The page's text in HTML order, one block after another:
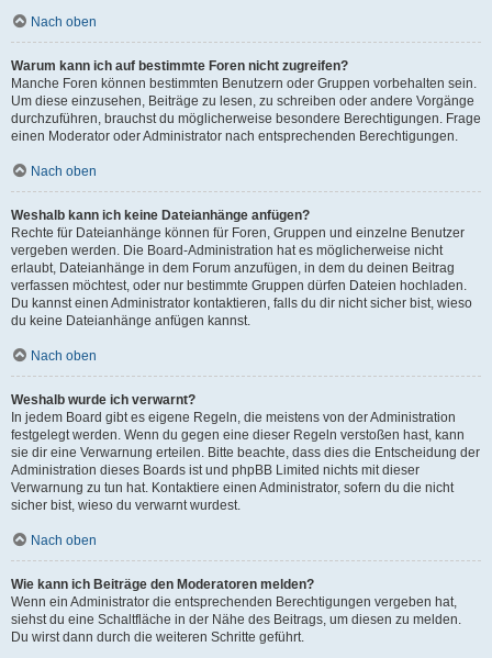
Nach oben
Warum kann ich auf bestimmte Foren nicht zugreifen?
Manche Foren können bestimmten Benutzern oder Gruppen vorbehalten sein.
Um diese einzusehen, Beiträge zu lesen, zu schreiben oder andere Vorgänge
durchzuführen, brauchst du möglicherweise besondere Berechtigungen. Frage
einen Moderator oder Administrator nach entsprechenden Berechtigungen.
Nach oben
Weshalb kann ich keine Dateianhänge anfügen?
Rechte für Dateianhänge können für Foren, Gruppen und einzelne Benutzer
vergeben werden. Die Board-Administration hat es möglicherweise nicht
erlaubt, Dateianhänge in dem Forum anzufügen, in dem du deinen Beitrag
verfassen möchtest, oder nur bestimmte Gruppen dürfen Dateien hochladen.
Du kannst einen Administrator kontaktieren, falls du dir nicht sicher bist, wieso
du keine Dateianhänge anfügen kannst.
Nach oben
Weshalb wurde ich verwarnt?
In jedem Board gibt es eigene Regeln, die meistens von der Administration
festgelegt werden. Wenn du gegen eine dieser Regeln verstoßen hast, kann
sie dir eine Verwarnung erteilen. Bitte beachte, dass dies die Entscheidung der
Administration dieses Boards ist und phpBB Limited nichts mit dieser
Verwarnung zu tun hat. Kontaktiere einen Administrator, sofern du die nicht
sicher bist, wieso du verwarnt wurdest.
Nach oben
Wie kann ich Beiträge den Moderatoren melden?
Wenn ein Administrator die entsprechenden Berechtigungen vergeben hat,
siehst du eine Schaltfläche in der Nähe des Beitrags, um diesen zu melden.
Du wirst dann durch die weiteren Schritte geführt.